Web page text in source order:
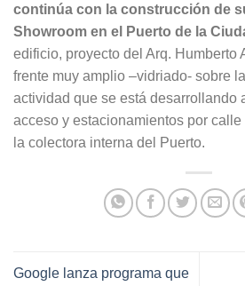
continúa con la construcción de
Showroom en el Puerto de la
edificio, proyecto del Arq. Humberto
frente muy amplio –vidriado- sobre
actividad que se está desarrollando
acceso y estacionamientos por
la colectora interna del Puerto.
Google lanza programa que